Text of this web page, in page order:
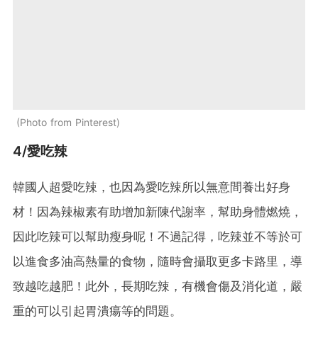
Photo from Pinterest
4/愛吃辣
韓國人超愛吃辣，也因為愛吃辣所以無意間養出好身
材！因為辣椒素有助增加新陳代謝率，幫助身體燃燒，
因此吃辣可以幫助瘦身呢！不過記得，吃辣並不等於可
以進食多油高熱量的食物，隨時會攝取更多卡路里，導
致越吃越肥！此外，長期吃辣，有機會傷及消化道，嚴
重的可以引起胃潰瘍等的問題。